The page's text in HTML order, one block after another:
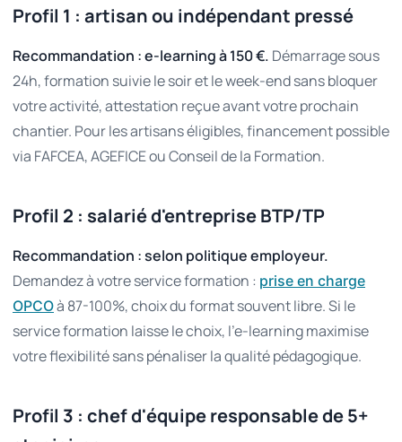
Profil 1 : artisan ou indépendant pressé
Recommandation : e-learning à 150 €. Démarrage sous
24h, formation suivie le soir et le week-end sans bloquer
votre activité, attestation reçue avant votre prochain
chantier. Pour les artisans éligibles, financement possible
via FAFCEA, AGEFICE ou Conseil de la Formation.
Profil 2 : salarié d'entreprise BTP/TP
Recommandation : selon politique employeur.
Demandez à votre service formation : prise en charge
OPCOà 87-100%, choix du format souvent libre. Si le
service formation laisse le choix, l'e-learning maximise
votre flexibilité sans pénaliser la qualité pédagogique.
Profil 3 : chef d'équipe responsable de 5+